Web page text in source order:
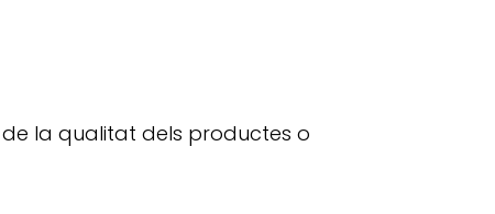
la qualitat dels productes o